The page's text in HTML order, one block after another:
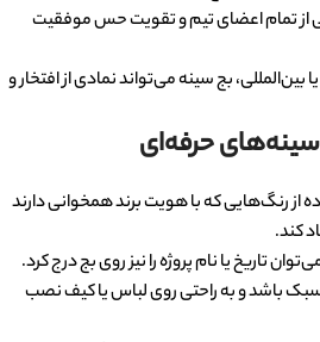
از تمام اعضای تیم و تقویت حس موفقیت
بین‌المللی، بج سینه می‌تواند نمادی از افتخار و
حرفه‌ای
از رنگ‌هایی که با هویت برند همخوانی دارند
کند.
تاریخ یا نام پروژه را نیز روی بج درج کرد.
سبک باشد و به راحتی روی لباس یا کیف نصب